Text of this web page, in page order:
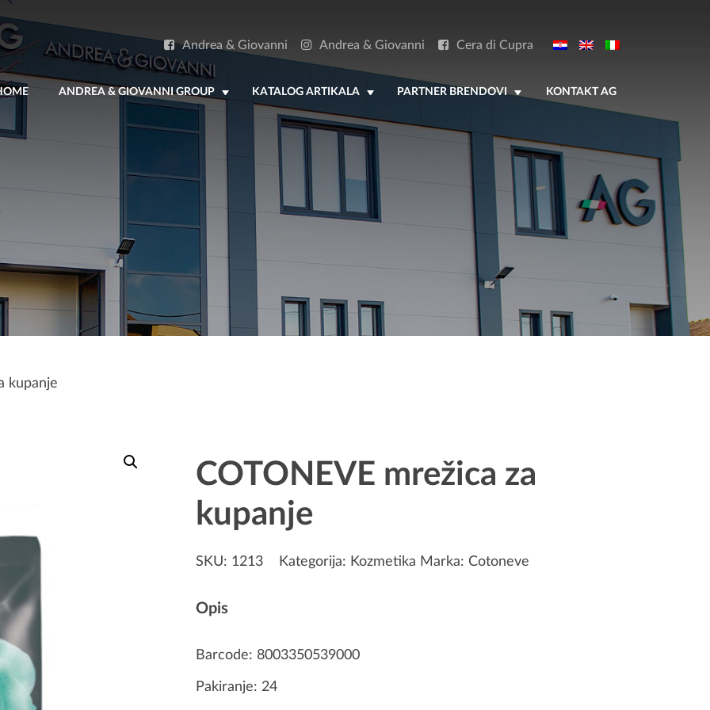
Andrea & Giovanni Andrea & Giovanni Cera di Cupra
ANDREA & GIOVANNI GROUP KATALOG ARTIKALA PARTNER BRENDOVI KONTAKT AG
kupanje
COTONEVE mrežica za
kupanje
SKU: 1213 Kategorija: Kozmetika Marka: Cotoneve
Opis
Barcode: 8003350539000
Pakiranje: 24